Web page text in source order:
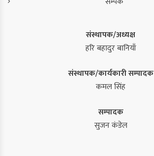
संस्थापक/अध्यक्ष
हरि बहादुर बानियाँ
संस्थापक/कार्यकारी सम्पादक
कमल सिंह
सम्पादक
सुजन कंडेल